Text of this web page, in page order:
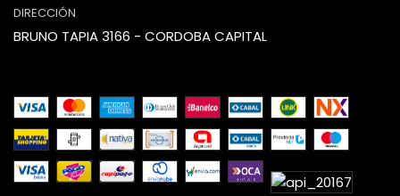
DIRECCIÓN
BRUNO TAPIA 3166 - CORDOBA CAPITAL